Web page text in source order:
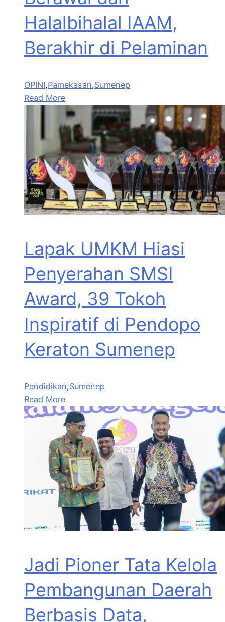
Halalbihalal IAAM,
Berakhir di Pelaminan
OPINI,Pamekasan,Sumenep
Read More
Lapak UMKM Hiasi
Penyerahan SMSI
Award, 39 Tokoh
Inspiratif di Pendopo
Keraton Sumenep
Pendidikan,Sumenep
Read More
Jadi Pioner Tata Kelola
Pembangunan Daerah
Berbasis Data,